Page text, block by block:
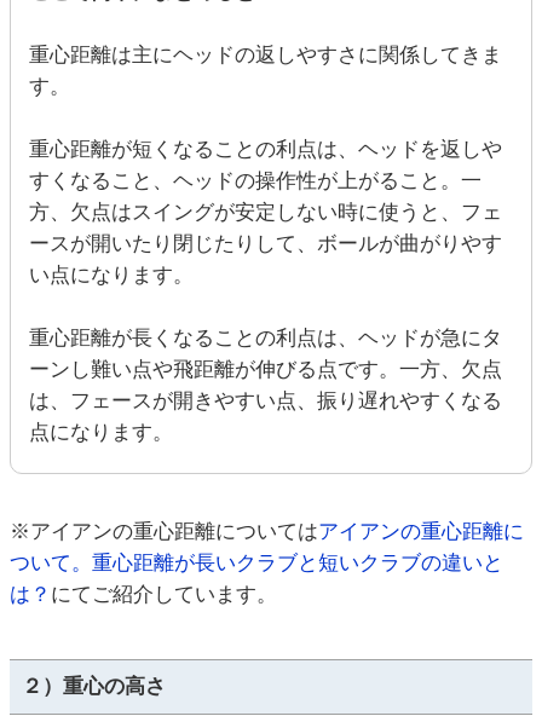
重心距離は主にヘッドの返しやすさに関係してきま
す。
重心距離が短くなることの利点は、ヘッドを返しや
すくなること、ヘッドの操作性が上がること。一
方、欠点はスイングが安定しない時に使うと、フェ
ースが開いたり閉じたりして、ボールが曲がりやす
い点になります。
重心距離が長くなることの利点は、ヘッドが急にタ
ーンし難い点や飛距離が伸びる点です。一方、欠点
は、フェースが開きやすい点、振り遅れやすくなる
点になります。
※アイアンの重心距離についてはアイアンの重心距離に
ついて。重心距離が長いクラブと短いクラブの違いと
は？ にてご紹介しています。
２）重心の高さ